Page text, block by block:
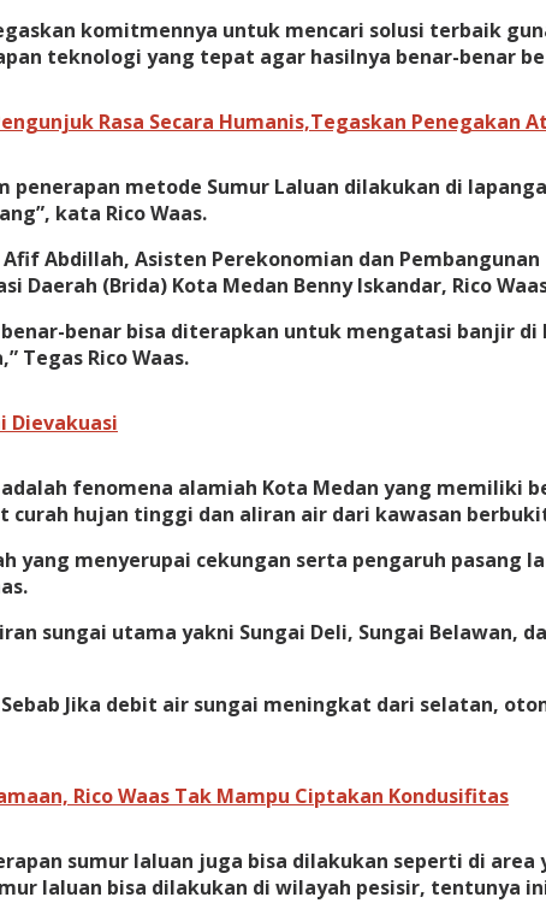
komitmennya untuk mencari solusi terbaik
teknologi yang tepat agar hasilnya benar-benar
Rasa Secara Humanis,Tegaskan Penegakan
metode Sumur Laluan dilakukan di
kata Rico Waas.
Abdillah, Asisten Perekonomian dan
Daerah (Brida) Kota Medan Benny Iskandar, Rico
benar bisa diterapkan untuk mengatasi banjir
Tegas Rico Waas.
Dievakuasi
fenomena alamiah Kota Medan yang
hujan tinggi dan aliran air dari kawasan
yang menyerupai cekungan serta pengaruh pasang
sungai utama yakni Sungai Deli, Sungai Belawan,
Jika debit air sungai meningkat dari selatan,
Rico Waas Tak Mampu Ciptakan Kondusifitas
sumur laluan juga bisa dilakukan seperti di
laluan bisa dilakukan di wilayah pesisir, tentunya